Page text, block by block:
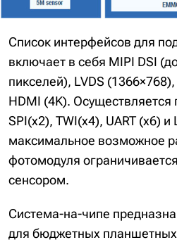
Список интерфейсов для
включает в себя MIPI DSI
пикселей), LVDS
HDMI (4K). Осуществляется
SPI(x2), TWI(x4), UART (x6)
максимальное возможное
фотомодуля
сенсором.
Система-на-чипе
для бюджетных